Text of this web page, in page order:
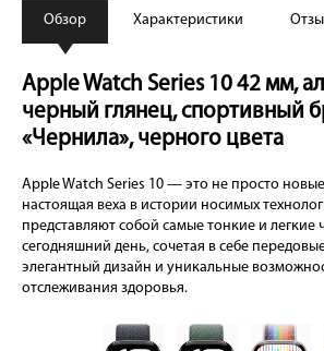
Обзор Характеристики
Apple Watch Series 10 42 мм,
черный глянец, спортивный
«Чернила», черного цвета
Apple Watch Series 10 — это не просто
настоящая веха в истории носимых
представляют собой самые тонкие и легкие
сегодняшний день, сочетая в себе
элегантный дизайн и уникальные
отслеживания здоровья.